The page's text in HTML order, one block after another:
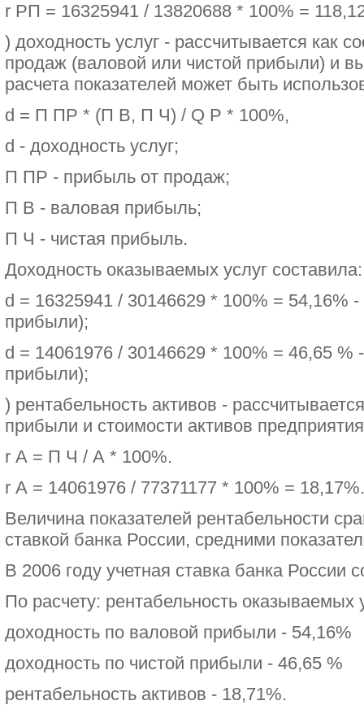
r РП = 16325941 / 13820688 * 100% =
) доходность услуг - рассчитывается как
продаж (валовой или чистой прибыли) и
расчета показателей может быть
d = П ПР * (П В, П Ч) / Q Р * 100%,
d - доходность услуг;
П ПР - прибыль от продаж;
П В - валовая прибыль;
П Ч - чистая прибыль.
Доходность оказываемых услуг составила:
d = 16325941 / 30146629 * 100% = 54,16%
прибыли);
d = 14061976 / 30146629 * 100% = 46,65 %
прибыли);
) рентабельность активов -
прибыли и стоимости активов
r А = П Ч / А * 100%.
r А = 14061976 / 77371177 * 100% = 18,17%.
Величина показателей рентабельности
ставкой банка России, средними
В 2006 году учетная ставка банка России
По расчету: рентабельность оказываемых
доходность по валовой прибыли - 54,16%
доходность по чистой прибыли - 46,65 %
рентабельность активов - 18,71%.